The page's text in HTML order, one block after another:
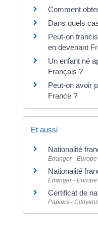
Comment
Dans quels
Peut-on
en devenant
Un enfant né
Français ?
Peut-on avoir
France ?
Et aussi
Nationalité
Étranger - Europe
Nationalité
Étranger - Europe
Certificat de
Papiers -